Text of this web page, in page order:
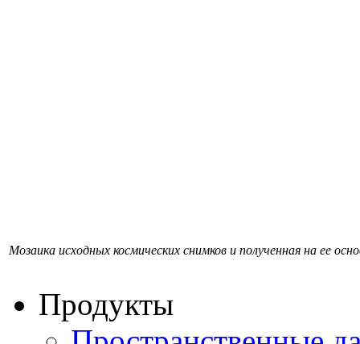
Мозаика исходных космических снимков и полученная на ее
Продукты